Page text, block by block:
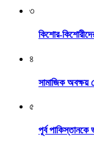
৩
কিশোর-
৪
সামাজিক অবক্ষয়
৫
পূর্ব